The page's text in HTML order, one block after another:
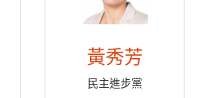
黃秀芳
民主進步黨